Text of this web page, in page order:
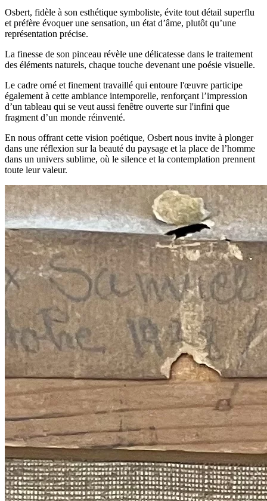
Osbert, fidèle à son esthétique symboliste, évite tout détail superflu
et préfère évoquer une sensation, un état d’âme, plutôt qu’une
représentation précise.
La finesse de son pinceau révèle une délicatesse dans le traitement
des éléments naturels, chaque touche devenant une poésie visuelle.
Le cadre orné et finement travaillé qui entoure l'œuvre participe
également à cette ambiance intemporelle, renforçant l’impression
d’un tableau qui se veut aussi fenêtre ouverte sur l'infini que
fragment d’un monde réinventé.
En nous offrant cette vision poétique, Osbert nous invite à plonger
dans une réflexion sur la beauté du paysage et la place de l’homme
dans un univers sublime, où le silence et la contemplation prennent
toute leur valeur.